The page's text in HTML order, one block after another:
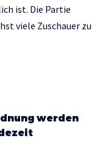
ist. Die Partie
viele Zuschauer zu
werden